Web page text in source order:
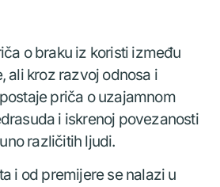
o braku iz koristi između
ali kroz razvoj odnosa i
priča o uzajamnom
i iskrenoj povezanosti
različitih ljudi.
i od premijere se nalazi u